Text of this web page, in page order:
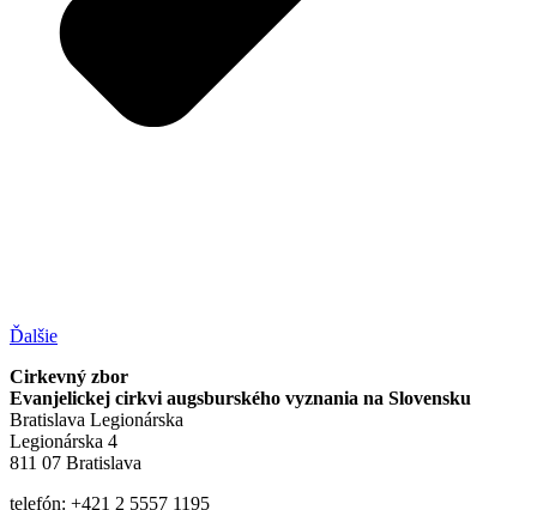
Ďalšie
Cirkevný zbor
Evanjelickej cirkvi augsburského vyznania na Slovensku
Bratislava Legionárska
Legionárska 4
811 07 Bratislava
telefón: +421 2 5557 1195